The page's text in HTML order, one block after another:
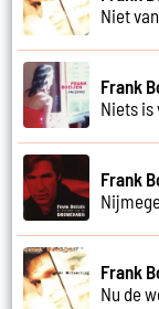
Niet
Frank
Niets
Frank
Frank
Nu de